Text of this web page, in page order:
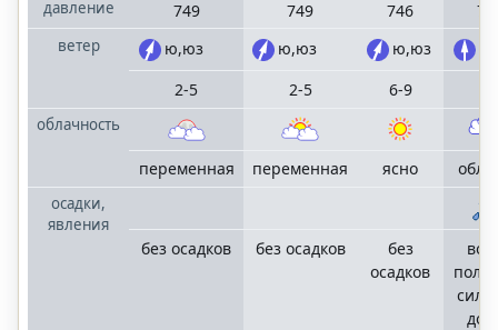
давление
ветер
облачность
осадки,
явления
749
ю,юз
2-5
переменная
без осадков
749
ю,юз
2-5
переменная
без осадков
746
ю,юз
6-9
ясно
без
осадков
во